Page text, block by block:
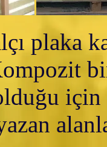
plaka
için